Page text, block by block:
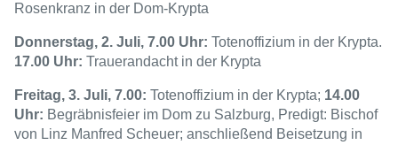
Rosenkranz in der Dom-Krypta
Donnerstag, 2. Juli, 7.00 Uhr: Totenoffizium in der Krypta.
17.00 Uhr: Trauerandacht in der Krypta
Freitag, 3. Juli, 7.00: Totenoffizium in der Krypta; 14.00
Uhr: Begräbnisfeier im Dom zu Salzburg, Predigt: Bischof
von Linz Manfred Scheuer; anschließend Beisetzung in